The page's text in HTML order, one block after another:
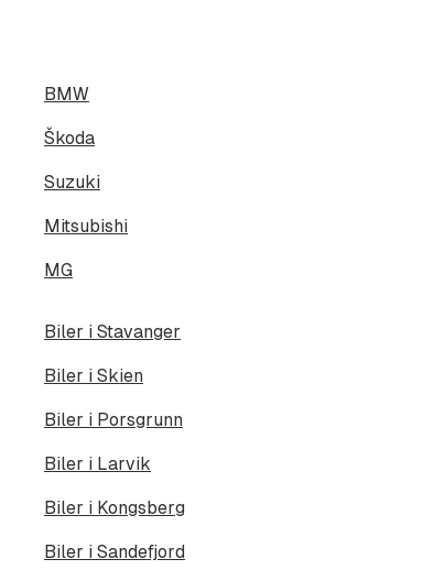
BMW
Škoda
Suzuki
Mitsubishi
MG
Biler i Stavanger
Biler i Skien
Biler i Porsgrunn
Biler i Larvik
Biler i Kongsberg
Biler i Sandefjord